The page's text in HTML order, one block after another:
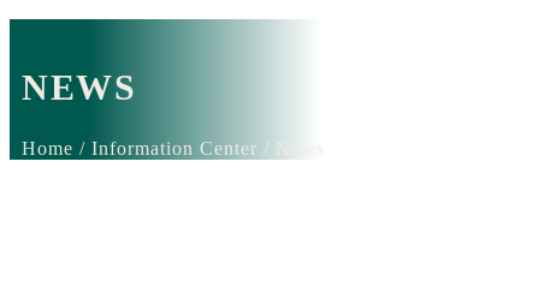
NEWS
Home / Information Center / News